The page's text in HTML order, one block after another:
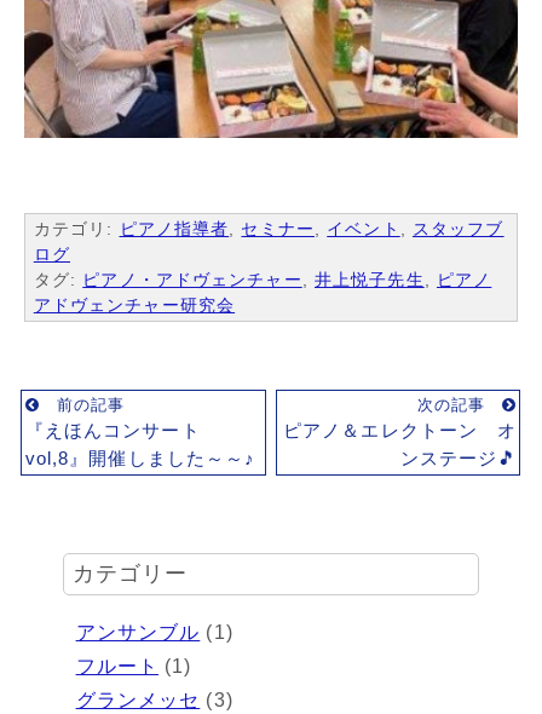
カテゴリ: ピアノ指導者 セミナー イベント
スタッフブ
ログ
タグ: ピアノ・アドヴェンチャー 井上悦子先生
ピアノ
アドヴェンチャー研究会
前の記事
『えほんコンサート
vol,8』開催しました～～♪
次の記事
ピアノ＆エレクトーン オ
ンステージ🎵
カテゴリー
アンサンブル (1)
フルート
(1)
グランメッセ (3)